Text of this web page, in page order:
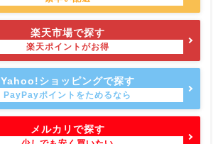
楽天市場で探す
Yahoo!ショッピングで探す
メルカリで探す